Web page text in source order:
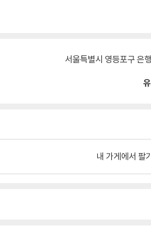
서울특별시 영등포구 은
내 가게에서 팔